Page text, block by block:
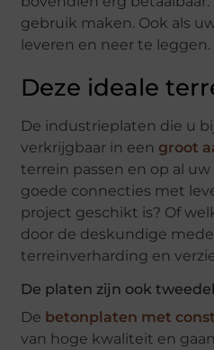
gebruik maken. Ook als
leveren en neer te leggen.
Deze ideale
De industrieplaten die u
verkrijgbaar in een groot
terrein passen en op al
goede connecties met
project geschikt is? Of
door de deskundige
terreinverharding en
De platen zijn ook
De betonplaten met
van hoge kwaliteit en